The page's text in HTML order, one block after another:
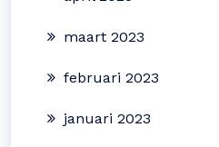
maart 2023
februari 2023
januari 2023